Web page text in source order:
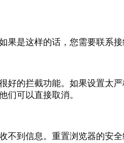
是这样的话，您需要联系接
的拦截功能。如果设置太严
们可以直接取消。
到信息。重置浏览器的安全